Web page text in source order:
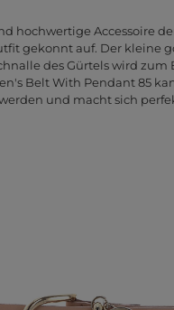
hochwertige Accessoire
gekonnt auf. Der kleine
des Gürtels wird zum
Belt With Pendant 85
und macht sich